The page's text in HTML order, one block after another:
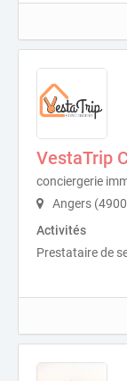
VestaTrip
conciergerie
Angers
Activités
Prestataire de